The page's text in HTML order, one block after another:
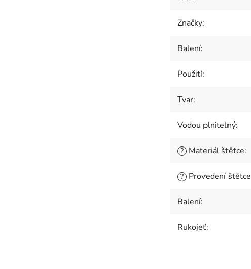
Značky:
Balení:
Použití:
Tvar:
Vodou plnitelný:
? Materiál štětce:
? Provedení štětce
Balení:
Rukojeť: